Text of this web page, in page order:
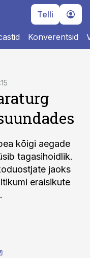
Telli
Konverentsid
kõigi aegade
tagasihoidlik.
jaoks
eraisikute